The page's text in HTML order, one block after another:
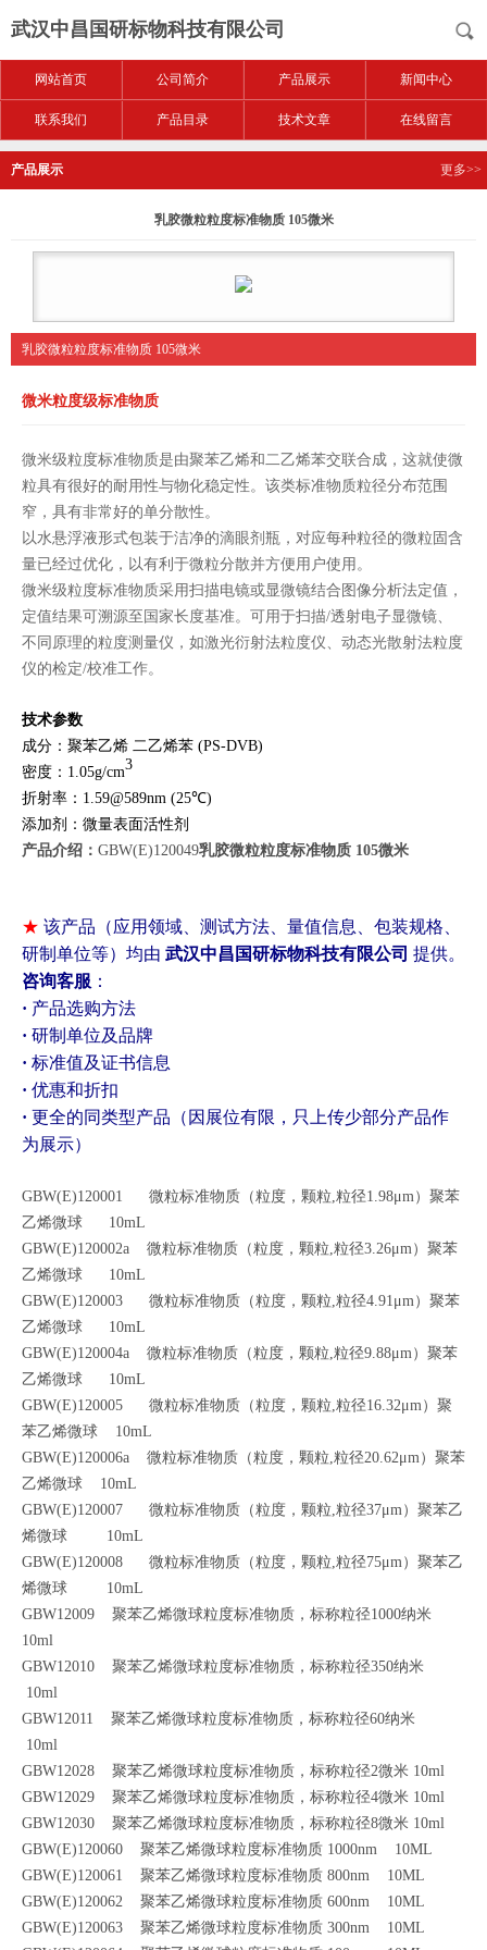
武汉中昌国研标物科技有限公司
网站首页 公司简介 产品展示 新闻中心
联系我们 产品目录 技术文章 在线留言
产品展示 更多>>
乳胶微粒粒度标准物质 105微米
乳胶微粒粒度标准物质 105微米
微米粒度级标准物质
微米级粒度标准物质是由聚苯乙烯和二乙烯苯交联合成，这就使微
粒具有很好的耐用性与物化稳定性。该类标准物质粒径分布范围
窄，具有非常好的单分散性。
以水悬浮液形式包装于洁净的滴眼剂瓶，对应每种粒径的微粒固含
量已经过优化，以有利于微粒分散并方便用户使用。
微米级粒度标准物质采用扫描电镜或显微镜结合图像分析法定值，
定值结果可溯源至国家长度基准。可用于扫描/透射电子显微镜、
不同原理的粒度测量仪，如激光衍射法粒度仪、动态光散射法粒度
仪的检定/校准工作。
技术参数
成分：聚苯乙烯 二乙烯苯 (PS-DVB)
密度：1.05g/cm3
折射率：1.59@589nm (25℃)
添加剂：微量表面活性剂
产品介绍： GBW(E)120049乳胶微粒粒度标准物质 105微米
★ 该产品（应用领域、测试方法、量值信息、包装规格、
研制单位等）均由 武汉中昌国研标物科技有限公司 提供。
咨询客服 ：
· 产品选购方法
· 研制单位及品牌
· 标准值及证书信息
· 优惠和折扣
· 更全的同类型产品（因展位有限，只上传少部分产品作
为展示）
GBW(E)120001 微粒标准物质（粒度，颗粒,粒径1.98μm）聚苯
乙烯微球 10mL
GBW(E)120002a 微粒标准物质（粒度，颗粒,粒径3.26μm）聚苯
乙烯微球 10mL
GBW(E)120003 微粒标准物质（粒度，颗粒,粒径4.91μm）聚苯
乙烯微球 10mL
GBW(E)120004a 微粒标准物质（粒度，颗粒,粒径9.88μm）聚苯
乙烯微球 10mL
GBW(E)120005 微粒标准物质（粒度，颗粒,粒径16.32μm）聚
苯乙烯微球 10mL
GBW(E)120006a 微粒标准物质（粒度，颗粒,粒径20.62μm）聚苯
乙烯微球 10mL
GBW(E)120007 微粒标准物质（粒度，颗粒,粒径37μm）聚苯乙
烯微球 10mL
GBW(E)120008 微粒标准物质（粒度，颗粒,粒径75μm）聚苯乙
烯微球 10mL
GBW12009 聚苯乙烯微球粒度标准物质，标称粒径1000纳米
10ml
GBW12010 聚苯乙烯微球粒度标准物质，标称粒径350纳米
10ml
GBW12011 聚苯乙烯微球粒度标准物质，标称粒径60纳米
10ml
GBW12028 聚苯乙烯微球粒度标准物质，标称粒径2微米 10ml
GBW12029 聚苯乙烯微球粒度标准物质，标称粒径4微米 10ml
GBW12030 聚苯乙烯微球粒度标准物质，标称粒径8微米 10ml
GBW(E)120060 聚苯乙烯微球粒度标准物质 1000nm 10ML
GBW(E)120061 聚苯乙烯微球粒度标准物质 800nm 10ML
GBW(E)120062 聚苯乙烯微球粒度标准物质 600nm 10ML
GBW(E)120063 聚苯乙烯微球粒度标准物质 300nm 10ML